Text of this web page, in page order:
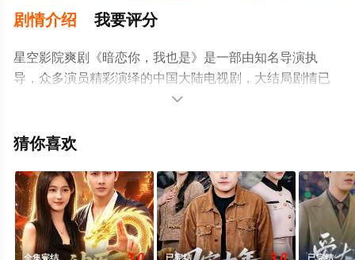
剧情介绍 我要评分
星空影院爽剧《暗恋你，我也是》是一部由知名导演执
导，众多演员精彩演绎的中国大陆电视剧，大结局剧情已
揭晓（1-1全集），手机免费观看高清无删减完整版电视剧
电视猫或剧情网等平台了解。

猜你喜欢
全集完结 已完结 已完结